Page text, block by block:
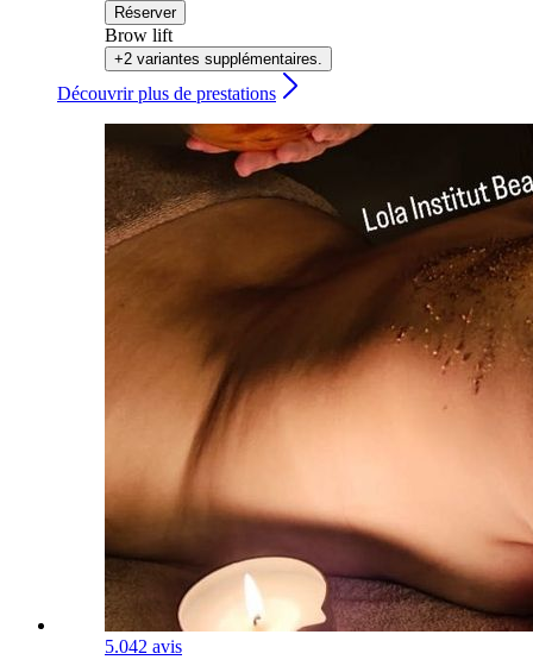
Réserver
Brow lift
+2 variantes supplémentaires.
Découvrir plus de prestations
5.042 avis